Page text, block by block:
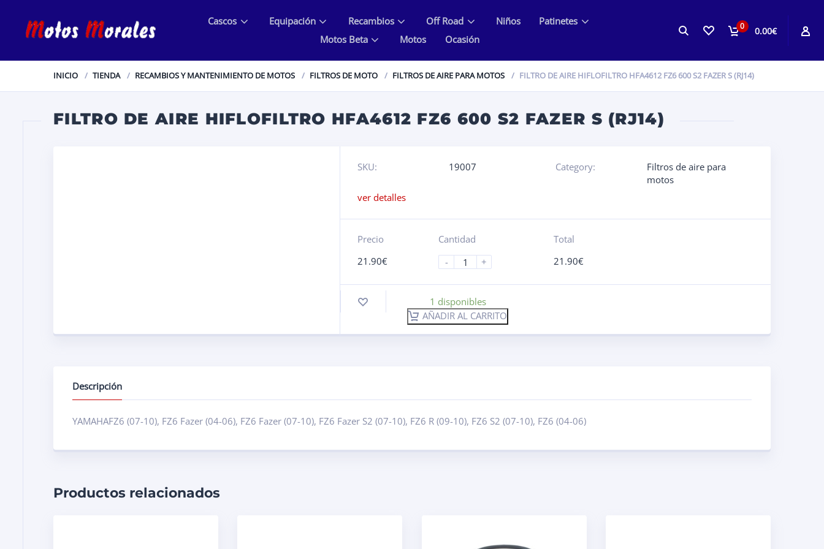
0 0.00€
Cascos Equipación Recambios Off Road Niños
Patinetes
Motos Beta
Motos Ocasión
INICIO TIENDA RECAMBIOS Y MANTENIMIENTO DE MOTOS FILTROS DE MOTO FILTROS DE AIRE PARA MOTOS FILTRO DE AIRE HIFLOFILTRO HFA4612 FZ6 600 S2 FAZER S (RJ14)
FILTRO DE AIRE HIFLOFILTRO HFA4612 FZ6 600 S2 FAZER S (RJ14)
SKU: 19007 Category:
Filtros de aire para
motos
ver detalles
Precio
21.90€
Cantidad
-
+
Total
21.90€
1 disponibles
AÑADIR AL CARRITO
Descripción
YAMAHAFZ6 (07-10), FZ6 Fazer (04-06), FZ6 Fazer (07-10), FZ6 Fazer S2 (07-10), FZ6 R (09-10), FZ6 S2 (07-10), FZ6 (04-06)
Productos relacionados